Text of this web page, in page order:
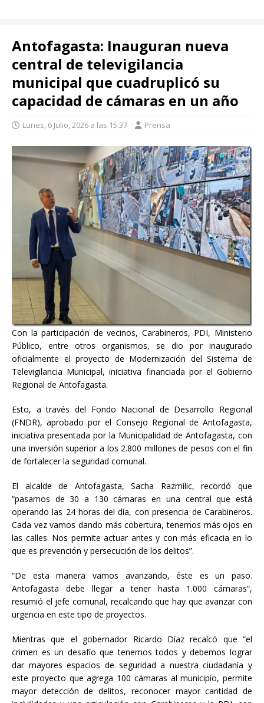
Antofagasta: Inauguran nueva
central de televigilancia
municipal que cuadruplicó su
capacidad de cámaras en un año
Lunes, 6 Julio, 2026 a las 15:37 Prensa
Con la participación de vecinos, Carabineros, PDI, Ministerio
Público, entre otros organismos, se dio por inaugurado
oficialmente el proyecto de Modernización del Sistema de
Televigilancia Municipal, iniciativa financiada por el Gobierno
Regional de Antofagasta.
Esto, a través del Fondo Nacional de Desarrollo Regional
(FNDR), aprobado por el Consejo Regional de Antofagasta,
iniciativa presentada por la Municipalidad de Antofagasta, con
una inversión superior a los 2.800 millones de pesos con el fin
de fortalecer la seguridad comunal.
El alcalde de Antofagasta, Sacha Razmilic, recordó que
“pasamos de 30 a 130 cámaras en una central que está
operando las 24 horas del día, con presencia de Carabineros.
Cada vez vamos dando más cobertura, tenemos más ojos en
las calles. Nos permite actuar antes y con más eficacia en lo
que es prevención y persecución de los delitos”.
“De esta manera vamos avanzando, éste es un paso.
Antofagasta debe llegar a tener hasta 1.000 cámaras”,
resumió el jefe comunal, recalcando que hay que avanzar con
urgencia en este tipo de proyectos.
Mientras que el gobernador Ricardo Díaz recalcó que “el
crimen es un desafío que tenemos todos y debemos lograr
dar mayores espacios de seguridad a nuestra ciudadanía y
este proyecto que agrega 100 cámaras al municipio, permite
mayor detección de delitos, reconocer mayor cantidad de